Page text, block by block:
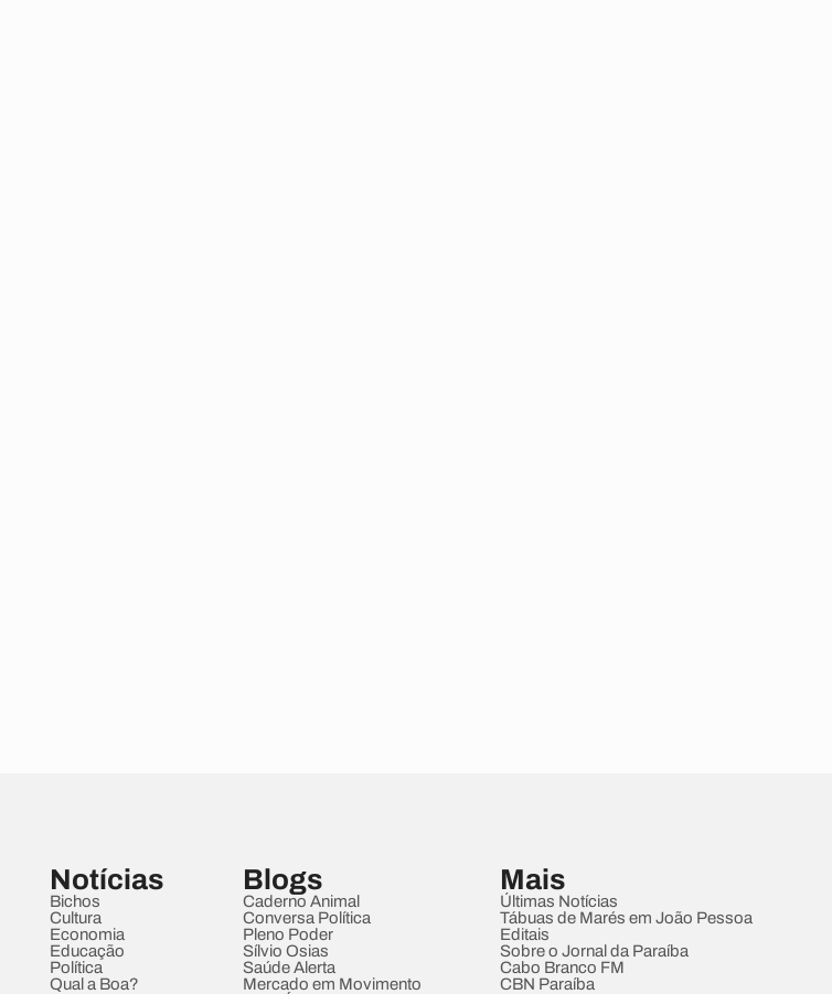
Notícias
Bichos
Cultura
Economia
Educação
Política
Qual a Boa?
Blogs
Caderno Animal
Conversa Política
Pleno Poder
Sílvio Osias
Saúde Alerta
Mercado em Movimento
Mais
Últimas Notícias
Tábuas de Marés em João Pessoa
Editais
Sobre o Jornal da Paraíba
Cabo Branco FM
CBN Paraíba